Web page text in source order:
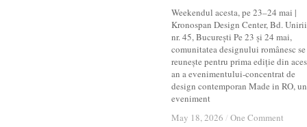
Weekendul acesta, pe 23–24 mai |
Kronospan Design Center, Bd. Unirii
nr. 45, București Pe 23 și 24 mai,
comunitatea designului românesc se
reunește pentru prima ediție din
an a evenimentului-concentrat de
design contemporan Made in RO, un
eveniment
May 18, 2026 / One Comment
May 18, 2026 / One Comment